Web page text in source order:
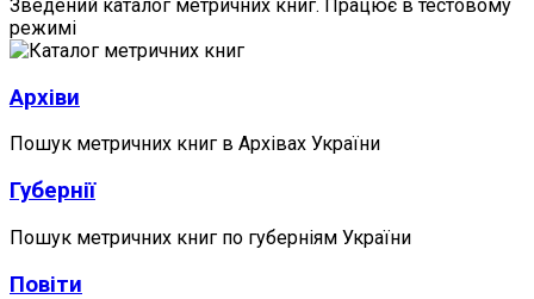
Зведений каталог метричних книг. Працює в тестовому
режимі
Архіви
Пошук метричних книг в Архівах України
Губернії
Пошук метричних книг по губерніям України
Повіти